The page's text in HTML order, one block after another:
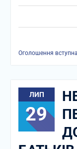
Оголошення
ЛИП
29